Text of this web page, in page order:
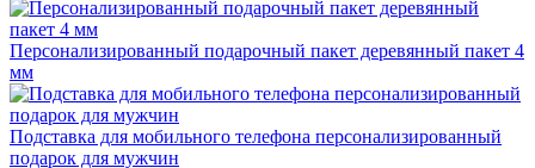
Персонализированный подарочный пакет деревянный пакет 4
мм
Подставка для мобильного телефона персонализированный
подарок для мужчин